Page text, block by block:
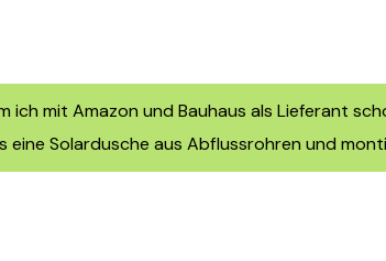
mit Amazon und Bauhaus als Lieferant
Solardusche aus Abflussrohren und